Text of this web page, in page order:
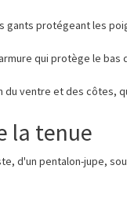
gants protégeant les
qui protège le
ventre et des côtes,
la tenue
d'un pentalon-jupe,